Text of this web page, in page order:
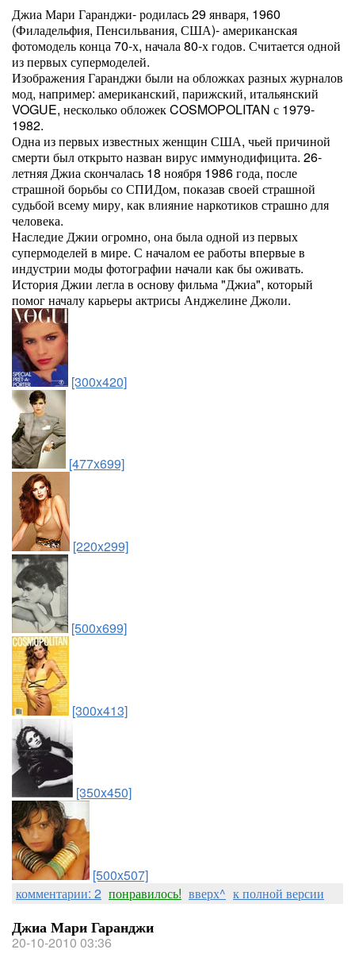
Джиа Мари Гаранджи- родилась 29 января, 1960
(Филадельфия, Пенсильвания, США)- американская
фотомодель конца 70-х, начала 80-х годов. Считается одной
из первых супермоделей.
Изображения Гаранджи были на обложках разных журналов
мод, например: американский, парижский, итальянский
VOGUE, несколько обложек COSMOPOLITAN с 1979-
1982.
Одна из первых известных женщин США, чьей причиной
смерти был открыто назван вирус иммунодифицита. 26-
летняя Джиа скончалась 18 ноября 1986 года, после
страшной борьбы со СПИДом, показав своей страшной
судьбой всему миру, как влияние наркотиков страшно для
человека.
Наследие Джии огромно, она была одной из первых
супермоделей в мире. С началом ее работы впервые в
индустрии моды фотографии начали как бы оживать.
История Джии легла в основу фильма "Джиа", который
помог началу карьеры актрисы Анджелине Джоли.
[300x420]
[477x699]
[220x299]
[500x699]
[300x413]
[350x450]
[500x507]
комментарии: 2 понравилось! вверх^ к полной версии
Джиа Мари Гаранджи
20-10-2010 03:36